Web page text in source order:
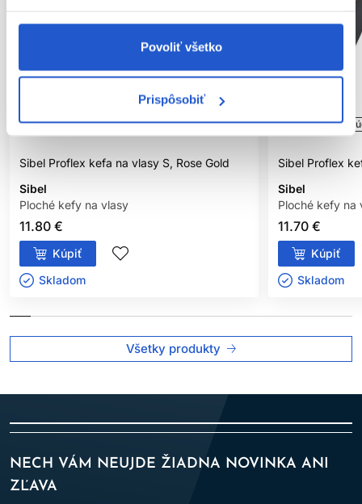
Povoliť všetko
Prispôsobiť
Oficiálna distribúcia Odporúčame
Sibel Proflex kefa na vlasy S, Rose Gold
Sibel
Ploché kefy na vlasy
11.80 €
Kúpiť
Skladom ㅤ
Oficiálna
Sibel Proflex
Sibel
Ploché kefy na
11.70 €
Kúpiť
Skladom ㅤ
Všetky produkty
NECH VÁM NEUJDE ŽIADNA NOVINKA ANI
ZĽAVA